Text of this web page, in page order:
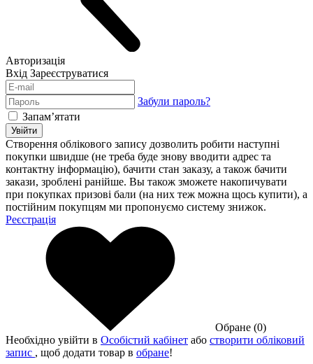
Авторизація
Вхід Зареєструватися
Забули пароль?
Запам’ятати
Увійти
Створення облікового запису дозволить робити наступні
покупки швидше (не треба буде знову вводити адрес та
контактну інформацію), бачити стан заказу, а також бачити
закази, зроблені ранійше. Вы також зможете накопичувати
при покупках призові бали (на них теж можна щось купити), а
постійним покупцям ми пропонуємо систему знижок.
Реєстрація
Обране (0)
Необхідно увійти в Особістий кабінет або створити обліковий
запис , щоб додати товар в обране!